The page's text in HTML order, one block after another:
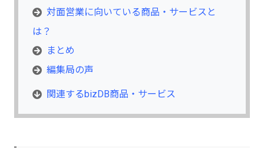
対面営業に向いている商品・サービスと
は？
まとめ
編集局の声
関連するbizDB商品・サービス